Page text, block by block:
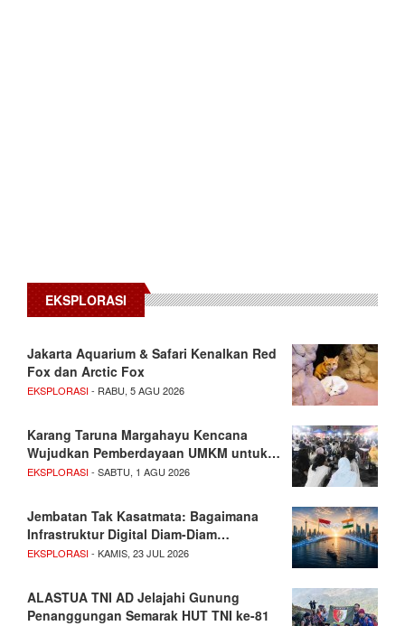
EKSPLORASI
Jakarta Aquarium & Safari Kenalkan Red
Fox dan Arctic Fox
EKSPLORASI- RABU, 5 AGU 2026
Karang Taruna Margahayu Kencana
Wujudkan Pemberdayaan UMKM untuk…
EKSPLORASI- SABTU, 1 AGU 2026
Jembatan Tak Kasatmata: Bagaimana
Infrastruktur Digital Diam-Diam…
EKSPLORASI- KAMIS, 23 JUL 2026
ALASTUA TNI AD Jelajahi Gunung
Penanggungan Semarak HUT TNI ke-81